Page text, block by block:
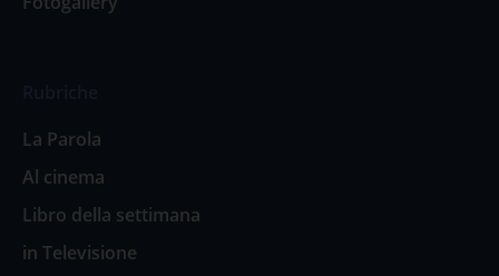
La Parola
Al cinema
Libro della settimana
in Televisione